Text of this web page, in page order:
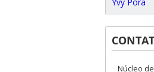
Núcleo